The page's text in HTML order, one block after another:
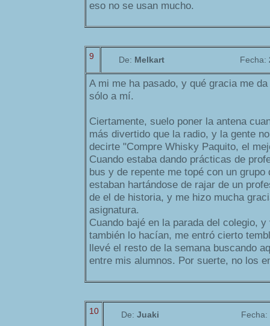
eso no se usan mucho.
9 De: Melkart Fecha:
A mi me ha pasado, y qué gracia me
sólo a mí.
Ciertamente, suelo poner la antena
más divertido que la radio, y la gente
decirte "Compre Whisky Paquito, el
Cuando estaba dando prácticas de
bus y de repente me topé con un grupo
estaban hartándose de rajar de un
de el de historia, y me hizo mucha
asignatura.
Cuando bajé en la parada del colegio,
también lo hacían, me entró cierto
llevé el resto de la semana buscando
entre mis alumnos. Por suerte, no los
10 De: Juaki Fecha: